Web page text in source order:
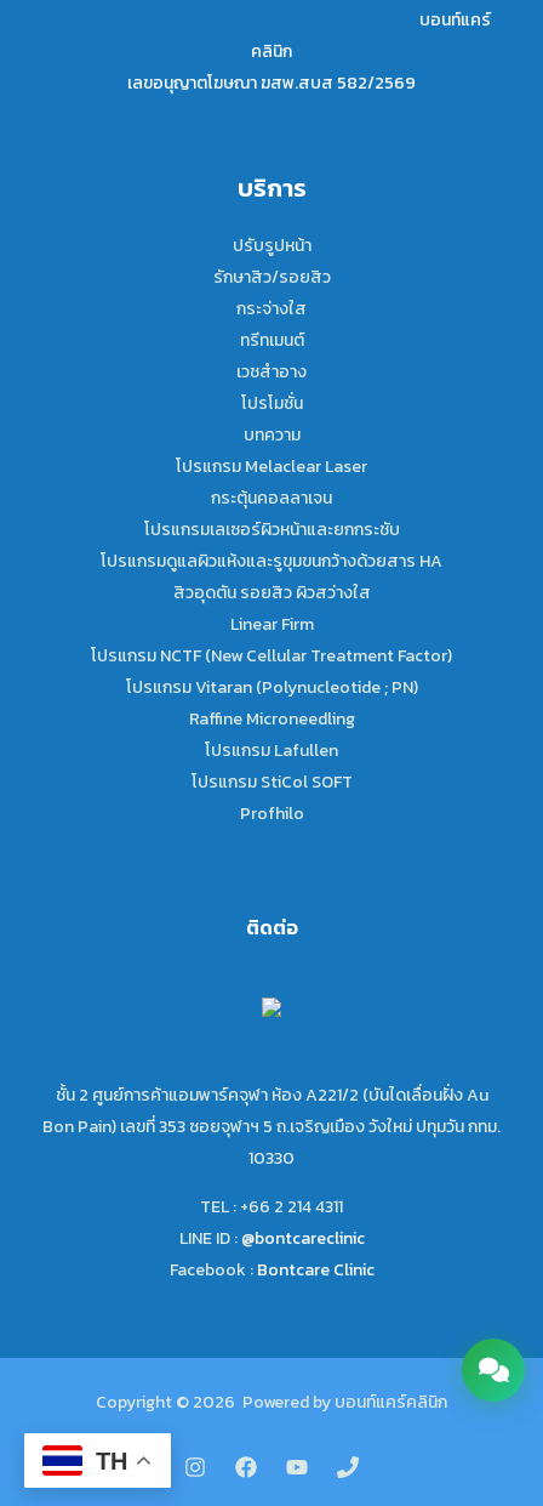
บอนท์แคร์
คลินิก
เลขอนุญาตโฆษณา ฆสพ.สบส 582/2569
บริการ
ปรับรูปหน้า
รักษาสิว/รอยสิว
กระจ่างใส
ทรีทเมนต์
เวชสำอาง
โปรโมชั่น
บทความ
โปรแกรม Melaclear Laser
กระตุ้นคอลลาเจน
โปรแกรมเลเซอร์ผิวหน้าและยกกระชับ
โปรแกรมดูแลผิวแห้งและรูขุมขนกว้างด้วยสาร HA
สิวอุดตัน รอยสิว ผิวสว่างใส
Linear Firm
โปรแกรม NCTF (New Cellular Treatment Factor)
โปรแกรม Vitaran (Polynucleotide ; PN)
Raffine Microneedling
โปรแกรม Lafullen
โปรแกรม StiCol SOFT
Profhilo
ติดต่อ
ชั้น 2 ศูนย์การค้าแอมพาร์คจุฬา ห้อง A221/2 (บันไดเลื่อนฝั่ง Au
Bon Pain) เลขที่ 353 ซอยจุฬาฯ 5 ถ.เจริญเมือง วังใหม่ ปทุมวัน กทม.
10330
TEL : +66 2 214 4311
LINE ID :@bontcareclinic
Facebook :Bontcare Clinic
Copyright © 2026 Powered by บอนท์แคร์คลินิก
TH